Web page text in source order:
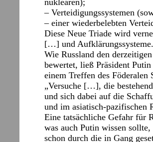
nuklearen);
– Verteidigungssystemen
– einer wiederbelebten
Diese Neue Triade wird
[…] und
Wie Russland den
bewertet, ließ Präsident
einem Treffen des Föderalen
„Versuche […], die
und sich dabei auf die
und im asiatisch-pazifischen
Eine tatsächliche Gefahr für
was auch Putin wissen
schon durch die in Gang